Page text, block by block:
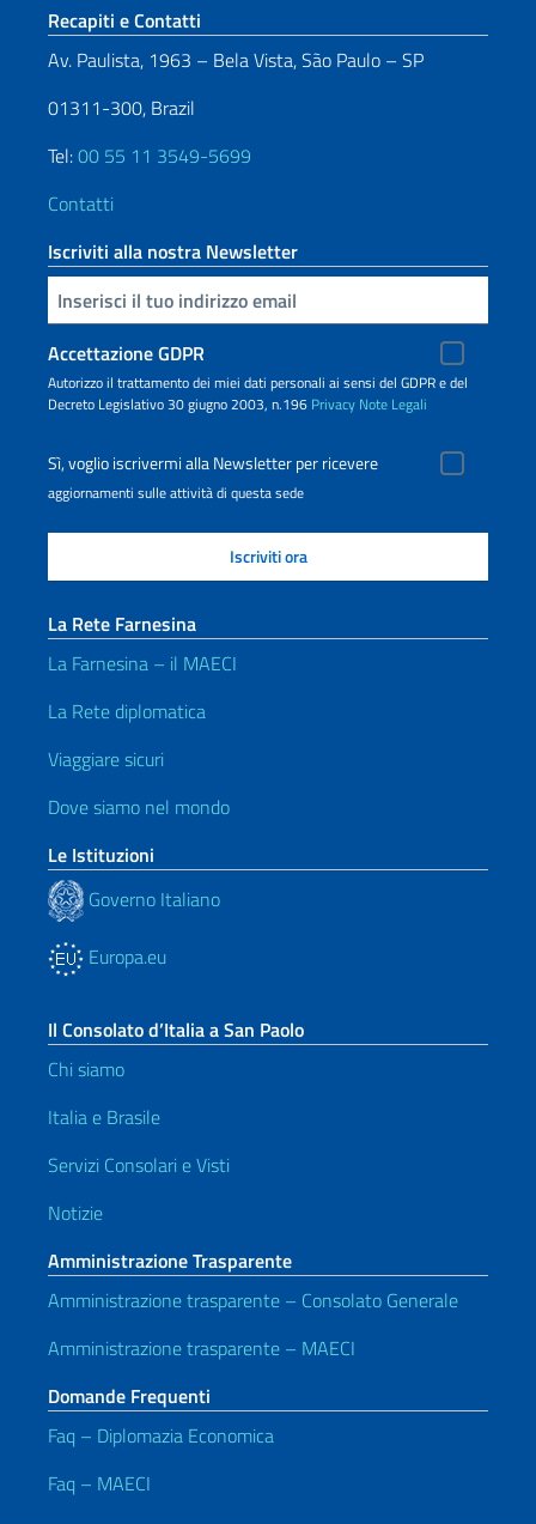
Sezione footer
Recapiti e Contatti
Av. Paulista, 1963 – Bela Vista, São Paulo – SP
01311-300, Brazil
Tel:00 55 11 3549-5699
Contatti
Iscriviti alla nostra Newsletter
Inserisci la tua email
Accettazione GDPR
Autorizzo il trattamento dei miei dati personali ai sensi del GDPR e del
Decreto Legislativo 30 giugno 2003, n.196 Privacy Note Legali
Sì, voglio iscrivermi alla Newsletter per ricevere
aggiornamenti sulle attività di questa sede
La Rete Farnesina
La Farnesina – il MAECI
La Rete diplomatica
Viaggiare sicuri
Dove siamo nel mondo
Le Istituzioni
Governo Italiano
Europa.eu
Il Consolato d’Italia a San Paolo
Chi siamo
Italia e Brasile
Servizi Consolari e Visti
Notizie
Amministrazione Trasparente
Amministrazione trasparente – Consolato Generale
Amministrazione trasparente – MAECI
Domande Frequenti
Faq – Diplomazia Economica
Faq – MAECI